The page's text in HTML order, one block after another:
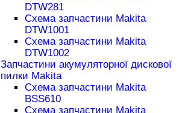
DTW281
Схема запчастини Makita
DTW1001
Схема запчастини Makita
DTW1002
Запчастини акумуляторної дискової
пилки Makita
Схема запчастини Makita
BSS610
Схема запчастини Makita